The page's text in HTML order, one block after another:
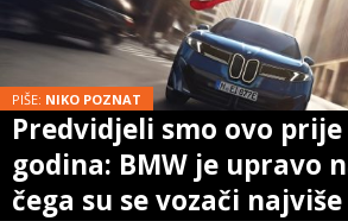
PIŠE: NIKO POZNAT
Predvidjeli smo ovo
godina: BMW je upravo
čega su se vozači